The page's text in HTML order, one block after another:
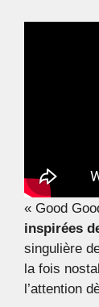
« Good
inspirées
singulière
la fois
l’attention